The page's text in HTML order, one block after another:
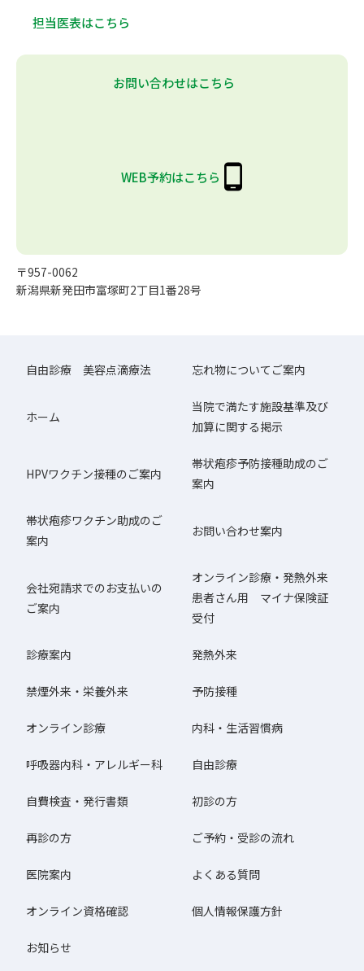
担当医表はこちら
お問い合わせはこちら
WEB予約はこちら
〒957-0062
新潟県新発田市富塚町2丁目1番28号
自由診療 美容点滴療法 忘れ物についてご案内
ホーム
当院で満たす施設基準及び
加算に関する掲示
HPVワクチン接種のご案内
帯状疱疹予防接種助成のご
案内
帯状疱疹ワクチン助成のご
案内
お問い合わせ案内
会社宛請求でのお支払いの
ご案内
オンライン診療・発熱外来
患者さん用 マイナ保険証
受付
診療案内 発熱外来
禁煙外来・栄養外来 予防接種
オンライン診療 内科・生活習慣病
呼吸器内科・アレルギー科 自由診療
自費検査・発行書類 初診の方
再診の方 ご予約・受診の流れ
医院案内 よくある質問
オンライン資格確認 個人情報保護方針
お知らせ